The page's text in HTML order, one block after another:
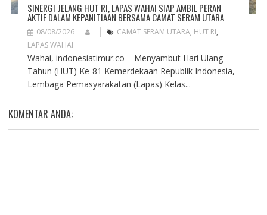
SINERGI JELANG HUT RI, LAPAS WAHAI SIAP AMBIL PERAN
AKTIF DALAM KEPANITIAAN BERSAMA CAMAT SERAM UTARA
08/08/2026 CAMAT SERAM UTARA, HUT RI,
LAPAS WAHAI
Wahai, indonesiatimur.co – Menyambut Hari Ulang
Tahun (HUT) Ke-81 Kemerdekaan Republik Indonesia,
Lembaga Pemasyarakatan (Lapas) Kelas...
KOMENTAR ANDA: